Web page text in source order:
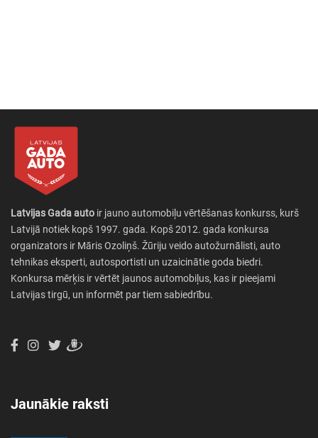
Latvijas Gada auto ir jauno automobiļu vērtēšanas konkurss, kurš
Latvijā notiek kopš 1997. gada. Kopš 2012. gada konkursa
organizators ir Māris Ozoliņš. Žūriju veido autožurnālisti, auto
tehnikas eksperti, autosportisti un uzaicinātie goda biedri.
Konkursa mērķis ir vērtēt jaunos automobiļus, kas ir pieejami
Latvijas tirgū, un informēt par tiem sabiedrību.
Jaunākie raksti